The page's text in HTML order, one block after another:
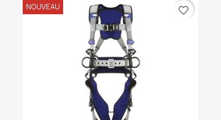
NOUVEAU favorite_border